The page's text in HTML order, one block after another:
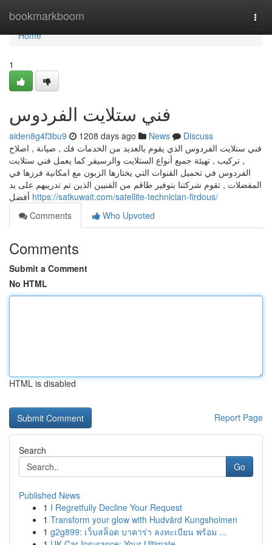
bookmarkboom
Home
Home
1
فني ستلايت الفردوس
aiden8g4f3bu9 1208 days ago News
Discuss
فني ستلايت الفردوس الذي يقوم بالعديد من الخدمات فك , صيانة , اصلاح
, تركيب , تهيئة جميع أنواع الستلايت والرسيفر كما يعمل فني ستلايت
الفردوس في تحميل القنوات التي يختارها الزبون مع امكانية فرزها في
المفضلات , تقوم شركتنا بتوفير طاقم من الفنيين الذين تم تدريبهم على يد
https://satkuwait.com/satellite-technician-firdous/
Comments
Who Upvoted
Comments
Submit a Comment
No HTML
HTML is disabled
Report Page
Search
Go
Published News
1 I Regretfully Decline Your Request
1 Transform your glow with Hudvård Kungsholmen
1 g2g899: เว็บสล็อต บาคาร่า ลงทะเบียน พร้อม ...